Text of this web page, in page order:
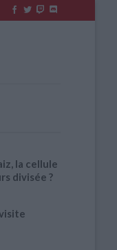
la cellule
divisée ?